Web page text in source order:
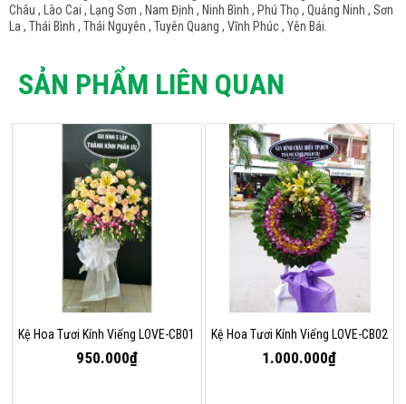
Châu , Lào Cai , Lạng Sơn , Nam Định , Ninh Bình , Phú Thọ , Quảng Ninh , Sơn
La , Thái Bình , Thái Nguyên , Tuyên Quang , Vĩnh Phúc , Yên Bái.
SẢN PHẨM LIÊN QUAN
Kệ Hoa Tươi Kính Viếng LOVE-CB01
950.000₫
Kệ Hoa Tươi Kính Viếng LOVE-CB02
1.000.000₫